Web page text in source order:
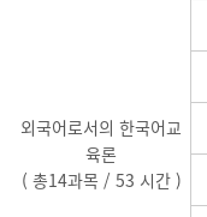
외국어로서의 한국어교
육론
( 총14과목 / 53 시간 )